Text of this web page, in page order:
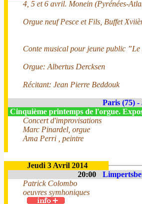
4, 5 et 6 avril. Monein (Pyrénées-
Orgue neuf Pesce et Fils, Buffet
Conte musical pour jeune public
Orgue: Albertus Dercksen
Récitant: Jean Pierre Beddouk
Paris (75) -
Cinquième printemps de l'orgue.
Concert d'improvisations
Marc Pinardel, orgue
Ama Perri , peintre
Jeudi 3 Avril 2014
20:00
Patrick Colombo
oeuvres symhoniques